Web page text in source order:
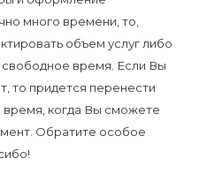
много времени, то,
объем услуг либо
свободное время. Если Вы
то придется перенести
время, когда Вы сможете
Обратите особое